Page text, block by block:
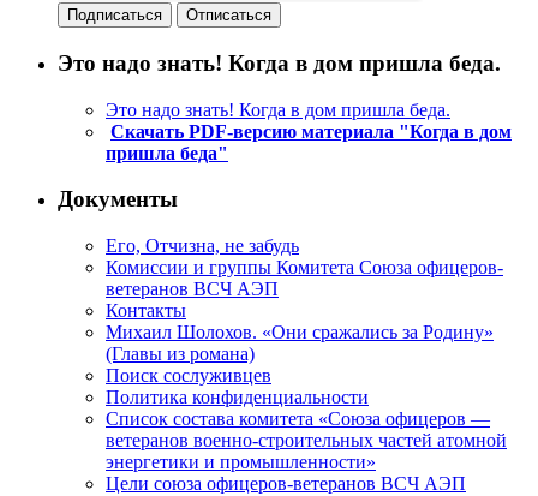
Это надо знать! Когда в дом пришла беда.
Это надо знать! Когда в дом пришла беда.
Скачать PDF-версию материала "Когда в дом
пришла беда"
Документы
Его, Отчизна, не забудь
Комиссии и группы Комитета Союза офицеров-
ветеранов ВСЧ АЭП
Контакты
Михаил Шолохов. «Они сражались за Родину»
(Главы из романа)
Поиск сослуживцев
Политика конфиденциальности
Список состава комитета «Союза офицеров —
ветеранов военно-строительных частей атомной
энергетики и промышленности»
Цели союза офицеров-ветеранов ВСЧ АЭП